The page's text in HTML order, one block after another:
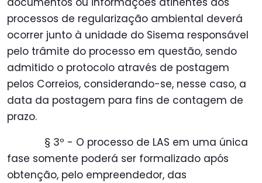
processos de regularização ambiental deverá
ocorrer junto à unidade do Sisema responsável
pelo trâmite do processo em questão, sendo
admitido o protocolo através de postagem
pelos Correios, considerando-se, nesse caso, a
data da postagem para fins de contagem de
prazo.
§ 3º - O processo de LAS em uma única
fase somente poderá ser formalizado após
obtenção, pelo empreendedor, das